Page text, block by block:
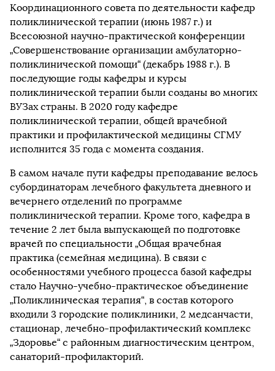
Координационного совета по деятельности кафедр
поликлинической терапии (июнь 1987 г.) и
Всесоюзной научно-практической конференции
„Совершенствование организации амбулаторно-
поликлинической помощи“ (декабрь 1988 г.). В
последующие годы кафедры и курсы
поликлинической терапии были созданы во многих
ВУЗах страны. В 2020 году кафедре
поликлинической терапии, общей врачебной
практики и профилактической медицины СГМУ
исполнится 35 года с момента создания.
В самом начале пути кафедры преподавание велось
субординаторам лечебного факультета дневного и
вечернего отделений по программе
поликлинической терапии. Кроме того, кафедра в
течение 2 лет была выпускающей по подготовке
врачей по специальности „Общая врачебная
практика (семейная медицина). В связи с
особенностями учебного процесса базой кафедры
стало Научно-учебно-практическое объединение
„Поликлиническая терапия“, в состав которого
входили 3 городские поликлиники, 2 медсанчасти,
стационар, лечебно-профилактический комплекс
„Здоровье“ с районным диагностическим центром,
санаторий-профилакторий.